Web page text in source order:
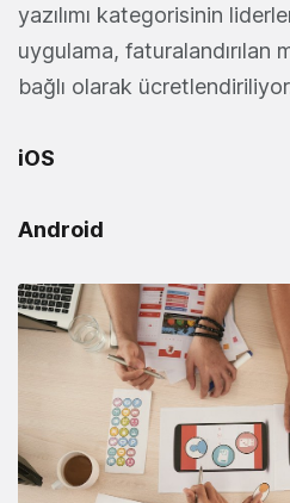
yazılımı kategorisinin
uygulama, faturalandırılan
bağlı olarak
iOS
Android